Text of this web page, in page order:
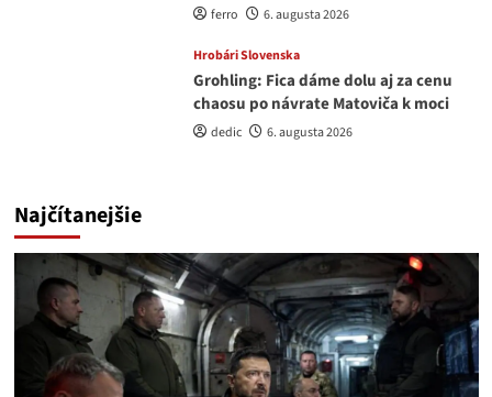
ferro 6. augusta 2026
Hrobári Slovenska
Grohling: Fica dáme dolu aj za cenu
chaosu po návrate Matoviča k moci
dedic 6. augusta 2026
Najčítanejšie